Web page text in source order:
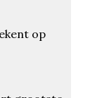
op